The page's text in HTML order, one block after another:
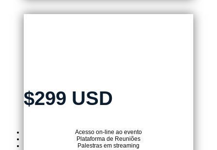
$299 USD
Acesso on-line ao evento
Plataforma de Reuniões
Palestras em streaming